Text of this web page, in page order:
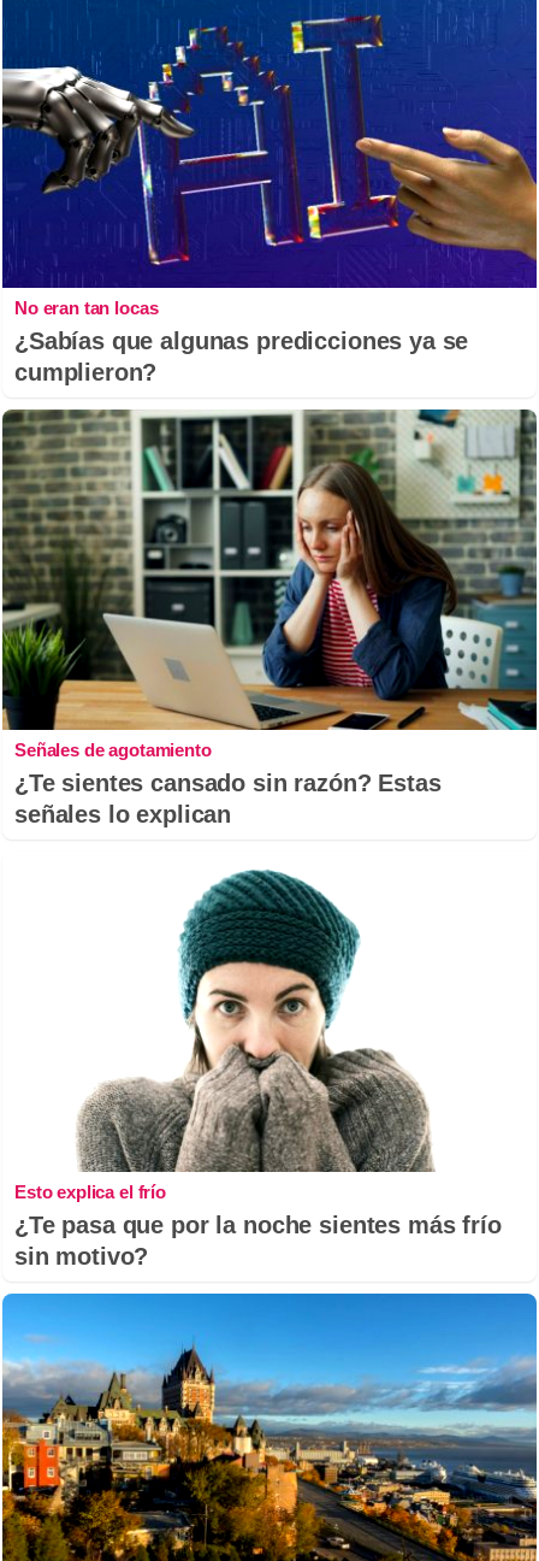
No eran tan locas
¿Sabías que algunas predicciones ya se
cumplieron?
Señales de agotamiento
¿Te sientes cansado sin razón? Estas
señales lo explican
Esto explica el frío
¿Te pasa que por la noche sientes más frío
sin motivo?